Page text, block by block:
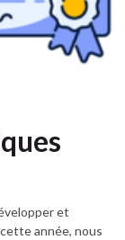
et
année, nous